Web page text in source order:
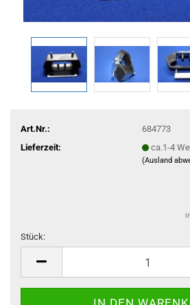
Art.Nr.:
684773
Lieferzeit:
ca.1-4
(Ausland
Stück: